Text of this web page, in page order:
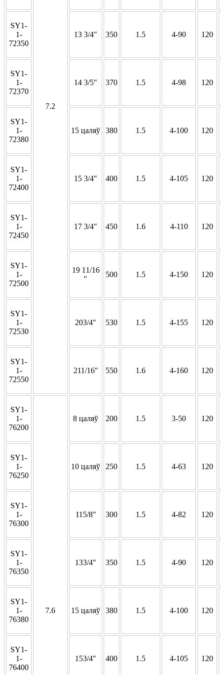
7.2
SY1-
1-
72350
13 3/4" 350 1.5 4-90 120
SY1-
1-
72370
14 3/5" 370 1.5 4-98 120
SY1-
1-
72380
15 цаляў 380 1.5 4-100 120
SY1-
1-
72400
15 3/4" 400 1.5 4-105 120
SY1-
1-
72450
17 3/4" 450 1.6 4-110 120
SY1-
1-
72500
19 11/16
″
500 1.5 4-150 120
SY1-
1-
72530
203/4" 530 1.5 4-155 120
SY1-
1-
72550
211/16" 550 1.6 4-160 120
SY1-
1-
76200
7.6
8 цаляў 200 1.5 3-50 120
SY1-
1-
76250
10 цаляў 250 1.5 4-63 120
SY1-
1-
76300
115/8" 300 1.5 4-82 120
SY1-
1-
76350
133/4" 350 1.5 4-90 120
SY1-
1-
76380
15 цаляў 380 1.5 4-100 120
SY1-
1-
76400
153/4" 400 1.5 4-105 120